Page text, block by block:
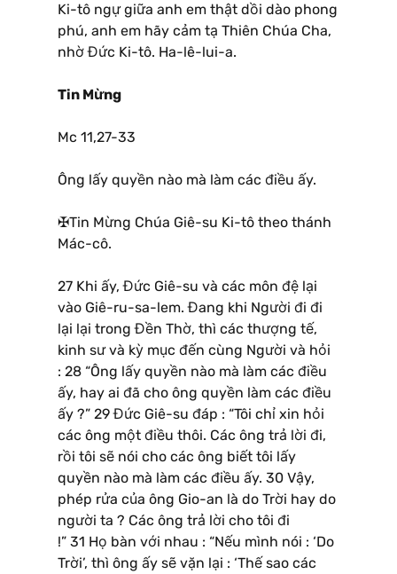
Ki-tô ngự giữa anh em thật dồi dào phong
phú, anh em hãy cảm tạ Thiên Chúa Cha,
nhờ Đức Ki-tô. Ha-lê-lui-a.
Tin Mừng
Mc 11,27-33
Ông lấy quyền nào mà làm các điều ấy.
✠Tin Mừng Chúa Giê-su Ki-tô theo thánh
Mác-cô.
27 Khi ấy, Đức Giê-su và các môn đệ lại
vào Giê-ru-sa-lem. Đang khi Người đi đi
lại lại trong Đền Thờ, thì các thượng tế,
kinh sư và kỳ mục đến cùng Người và hỏi
: 28 “Ông lấy quyền nào mà làm các điều
ấy, hay ai đã cho ông quyền làm các điều
ấy ?” 29 Đức Giê-su đáp : “Tôi chỉ xin hỏi
các ông một điều thôi. Các ông trả lời đi,
rồi tôi sẽ nói cho các ông biết tôi lấy
quyền nào mà làm các điều ấy. 30 Vậy,
phép rửa của ông Gio-an là do Trời hay do
người ta ? Các ông trả lời cho tôi đi
!” 31 Họ bàn với nhau : “Nếu mình nói : ‘Do
Trời’, thì ông ấy sẽ vặn lại : ‘Thế sao các